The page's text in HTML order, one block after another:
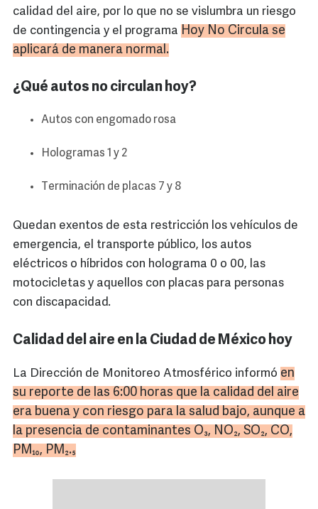
calidad del aire, por lo que no se vislumbra un riesgo
de contingencia y el programa Hoy No Circula se
aplicará de manera normal.
¿Qué autos no circulan hoy?
Autos con engomado rosa
Hologramas 1 y 2
Terminación de placas 7 y 8
Quedan exentos de esta restricción los vehículos de
emergencia, el transporte público, los autos
eléctricos o híbridos con holograma 0 o 00, las
motocicletas y aquellos con placas para personas
con discapacidad.
Calidad del aire en la Ciudad de México hoy
La Dirección de Monitoreo Atmosférico informó en
su reporte de las 6:00 horas que la calidad del aire
era buena y con riesgo para la salud bajo, aunque a
la presencia de contaminantes O₃, NO₂, SO₂, CO,
PM₁₀, PM₂.₅